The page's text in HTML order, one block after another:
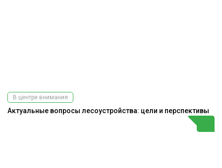
В центре внимания
Актуальные вопросы лесоустройства: цели и перспективы